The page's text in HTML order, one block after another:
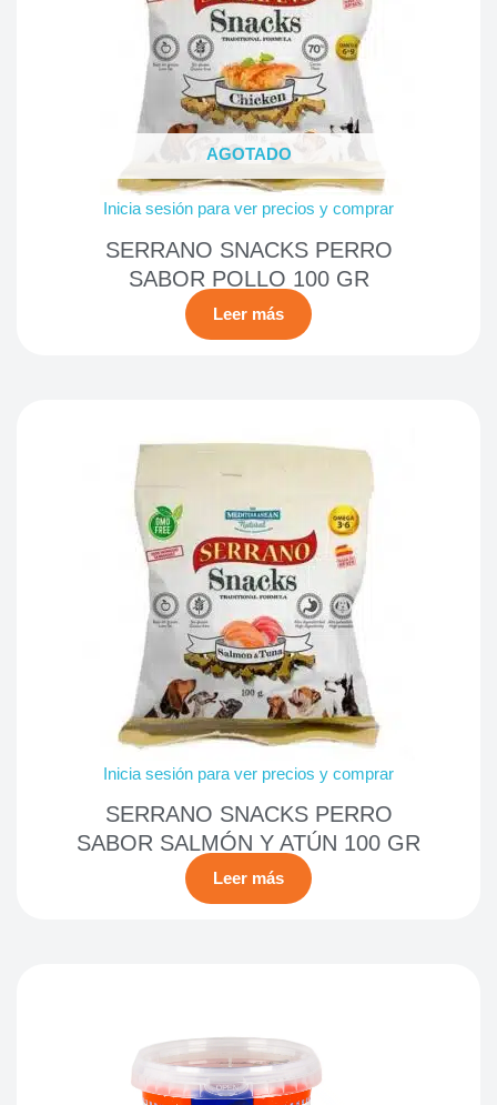
AGOTADO
Inicia sesión para ver precios y comprar
SERRANO SNACKS PERRO
SABOR POLLO 100 GR
Leer más
Inicia sesión para ver precios y comprar
SERRANO SNACKS PERRO
SABOR SALMÓN Y ATÚN 100 GR
Leer más